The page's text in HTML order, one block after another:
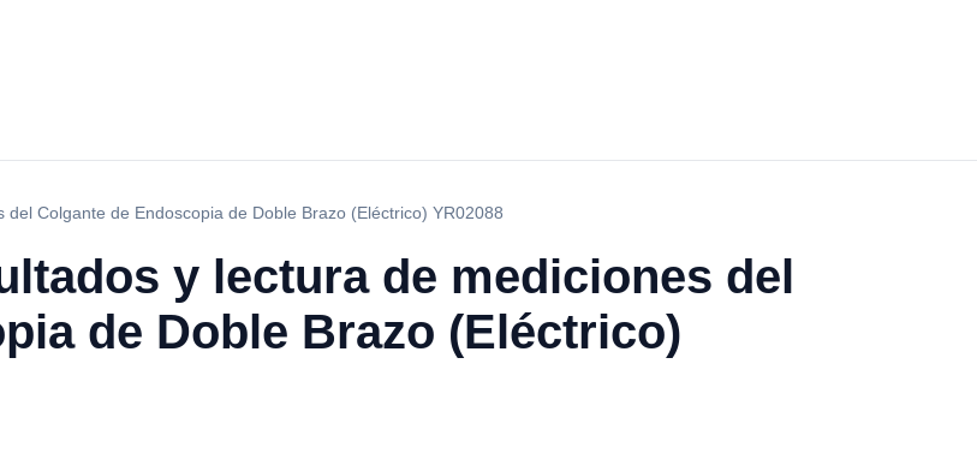
Colgante de Endoscopia de Doble Brazo (Eléctrico) YR02088
y lectura de mediciones del
de Doble Brazo (Eléctrico)